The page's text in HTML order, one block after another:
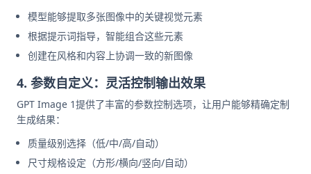
模型能够提取多张图像中的关键视觉元素
根据提示词指导，智能组合这些元素
创建在风格和内容上协调一致的新图像
4. 参数自定义：灵活控制输出效果
GPT Image 1提供了丰富的参数控制选项，让用户能够精确定制
生成结果：
质量级别选择（低/中/高/自动）
尺寸规格设定（方形/横向/竖向/自动）